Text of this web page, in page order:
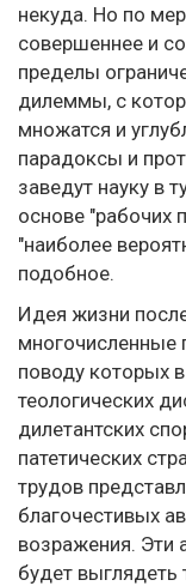
некуда. Но по
совершеннее и
пределы
дилеммы, с
множатся и
парадоксы и
заведут науку в
основе "рабочих
"наиболее
подобное.
Идея жизни
многочисленные
поводу которых
теологических
дилетантских
патетических
трудов
благочестивых
возражения. Эти
будет выглядеть